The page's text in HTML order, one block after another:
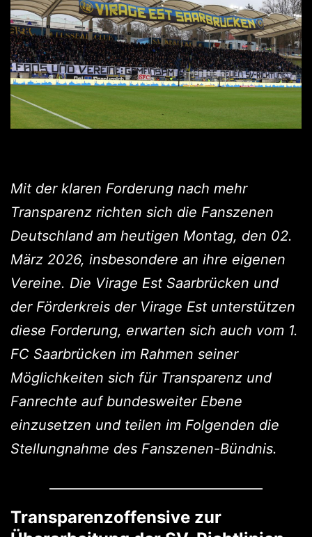
Mit der klaren Forderung nach mehr
Transparenz richten sich die Fanszenen
Deutschland am heutigen Montag, den 02.
März 2026, insbesondere an ihre eigenen
Vereine. Die Virage Est Saarbrücken und
der Förderkreis der Virage Est unterstützen
diese Forderung, erwarten sich auch vom 1.
FC Saarbrücken im Rahmen seiner
Möglichkeiten sich für Transparenz und
Fanrechte auf bundesweiter Ebene
einzusetzen und teilen im Folgenden die
Stellungnahme des Fanszenen-Bündnis.
Transparenzoffensive zur